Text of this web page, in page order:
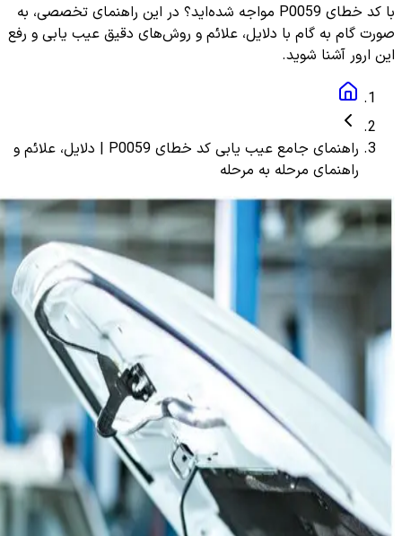
با کد خطای P0059 مواجه شده‌اید؟ در این راهنمای تخصصی، به
صورت گام به گام با دلایل، علائم و روش‌های دقیق عیب یابی و رفع
این ارور آشنا شوید.
راهنمای جامع عیب یابی کد خطای P0059 | دلایل، علائم و
راهنمای مرحله به مرحله